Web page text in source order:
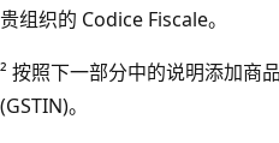
贵组织的 Codice Fiscale。
² 按照下一部分中的说明添加商
(GSTIN)。